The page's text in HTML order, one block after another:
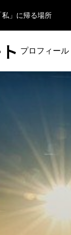
」に帰る場所
プロフィール